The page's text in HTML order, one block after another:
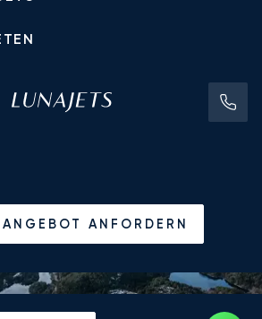
ANGEBOT ANFORDERN